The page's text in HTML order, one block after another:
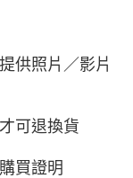
供照片／影片
可退換貨
買證明